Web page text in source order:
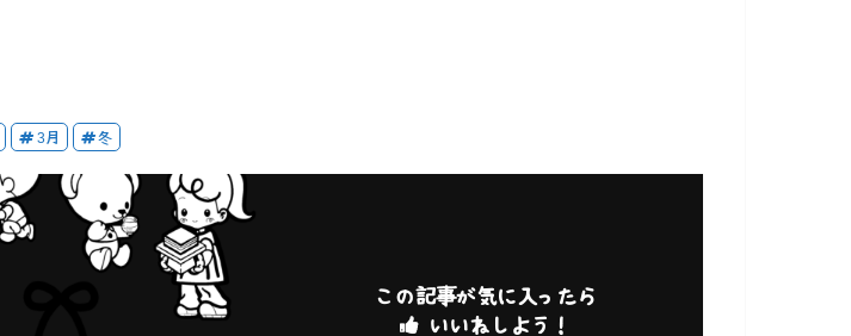
3月 冬
この記事が気に入ったら
いいねしよう！